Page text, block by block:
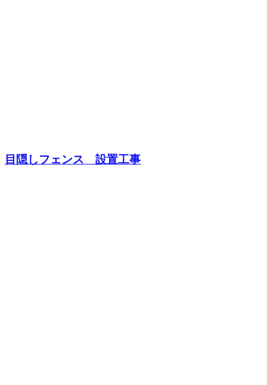
目隠しフェンス 設置工事